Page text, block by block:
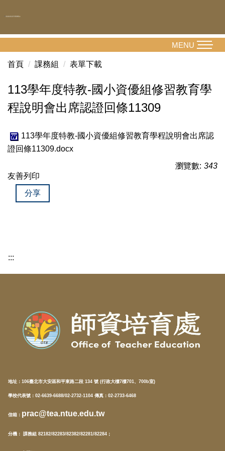
到
容
MENU
首頁 課務組 表單下載
113學年度特教-國小資優組修習教育學
程說明會出席認證回條11309
113學年度特教-國小資優組修習教育學程說明會出席認
證回條11309.docx
瀏覽數: 343
友善列印
分享
:::
地址： 106臺北市大安區和平東路二段 134 號 (行政大樓7樓701、700b室)
學校代表號：02-6639-6688/02-2732-1104 傳真：02-2733-6468
信箱 ： prac@tea.ntue.edu.tw
分機 ： 課務組 82182/82283/82382/82281/82284；